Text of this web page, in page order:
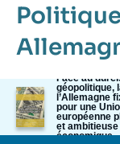
Image
de
couverture
de
Face au
géopolitique,
l’Allemagne
pour une
européenne
et
économique